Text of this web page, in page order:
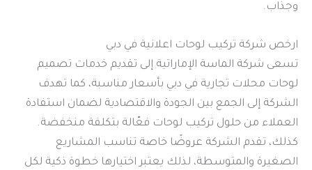
وجذاب.
ارخص شركة تركيب لوحات اعلانية في دبي
تسعى شركة الماسة الإماراتية إلى تقديم خدمات تصميم
لوحات محلات تجارية في دبي بأسعار مناسبة، كما تهدف
الشركة إلى الجمع بين الجودة والاقتصادية لضمان استفادة
العملاء من حلول تركيب لوحات فعّالة بتكلفة منخفضة.
كذلك، تقدم الشركة عروضًا خاصة تناسب المشاريع
الصغيرة والمتوسطة، لذلك يعتبر اختيارها خطوة ذكية لكل